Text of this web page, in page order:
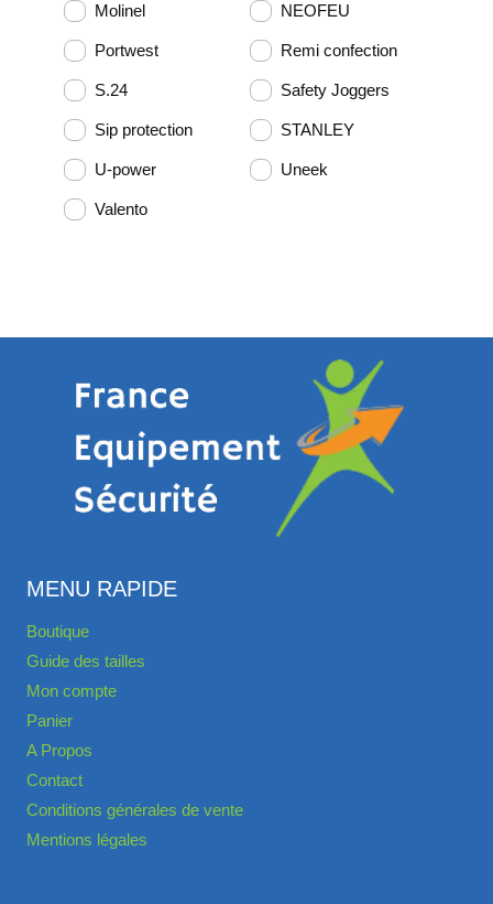
Molinel NEOFEU
Portwest Remi confection
S.24 Safety Joggers
Sip protection STANLEY
U-power Uneek
Valento
MENU RAPIDE
Boutique
Guide des tailles
Mon compte
Panier
A Propos
Contact
Conditions générales de vente
Mentions légales